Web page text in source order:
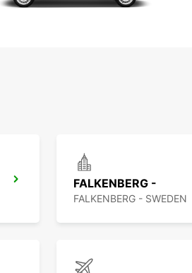
FALKENBERG -
FALKENBERG - SWEDEN